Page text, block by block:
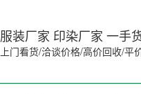
服装厂家 印染厂家 一手
上门看货/洽谈价格/高价回收/平